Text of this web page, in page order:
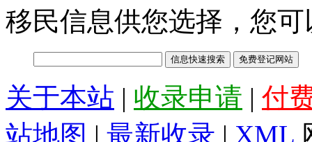
移民信息供您选择，您
关于本站 | 收录申请 | 付
站地图 | 最新收录 | XML